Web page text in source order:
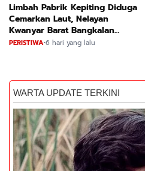
Limbah Pabrik Kepiting Diduga
Cemarkan Laut, Nelayan
Kwanyar Barat Bangkalan
Desak DLH Turun Tangan
PERISTIWA•6 hari yang lalu